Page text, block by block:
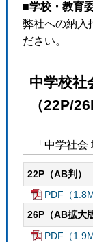
■学校・教育
弊社への納入
ださい。
中学校社
（22P/
「中学社
22P（AB判）
PDF（
26P（AB拡大
PDF（